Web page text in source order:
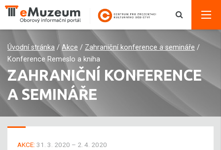
Úvodní stránka / Akce / Zahraniční konference a semináře /
Konference Remeslo a kniha
ZAHRANIČNÍ KONFERENCE
A SEMINÁŘE
AKCE: 31. 3. 2020 – 2. 4. 2020